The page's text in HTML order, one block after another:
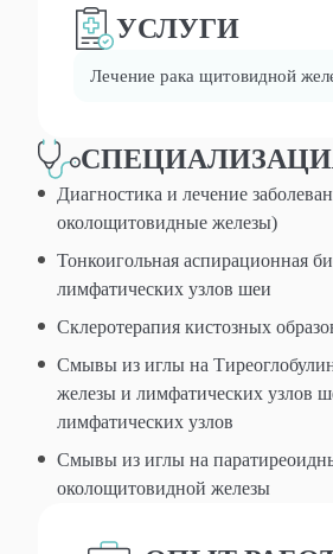
УСЛУГИ
Лечение рака щитовидной
Диагностика и лечение
околощитовидные железы)
Тонкоигольная аспирационная
лимфатических узлов шеи
Склеротерапия кистозных
Смывы из иглы на
железы и лимфатических узлов
лимфатических узлов
Смывы из иглы на
околощитовидной железы